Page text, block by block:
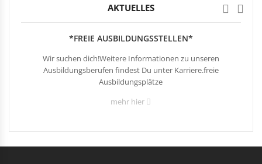
AKTUELLES
*FREIE AUSBILDUNGSSTELLEN*
Wir suchen dich!Weitere Informationen zu unseren
Ausbildungsberufen findest Du unter Karriere.freie
Ausbildungsplätze
mehr hier